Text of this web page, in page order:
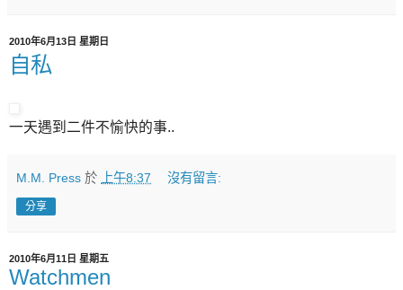
2010年6月13日 星期日
自私
一天遇到二件不愉快的事..
M.M. Press 於 上午8:37 沒有留言:
分享
2010年6月11日 星期五
Watchmen